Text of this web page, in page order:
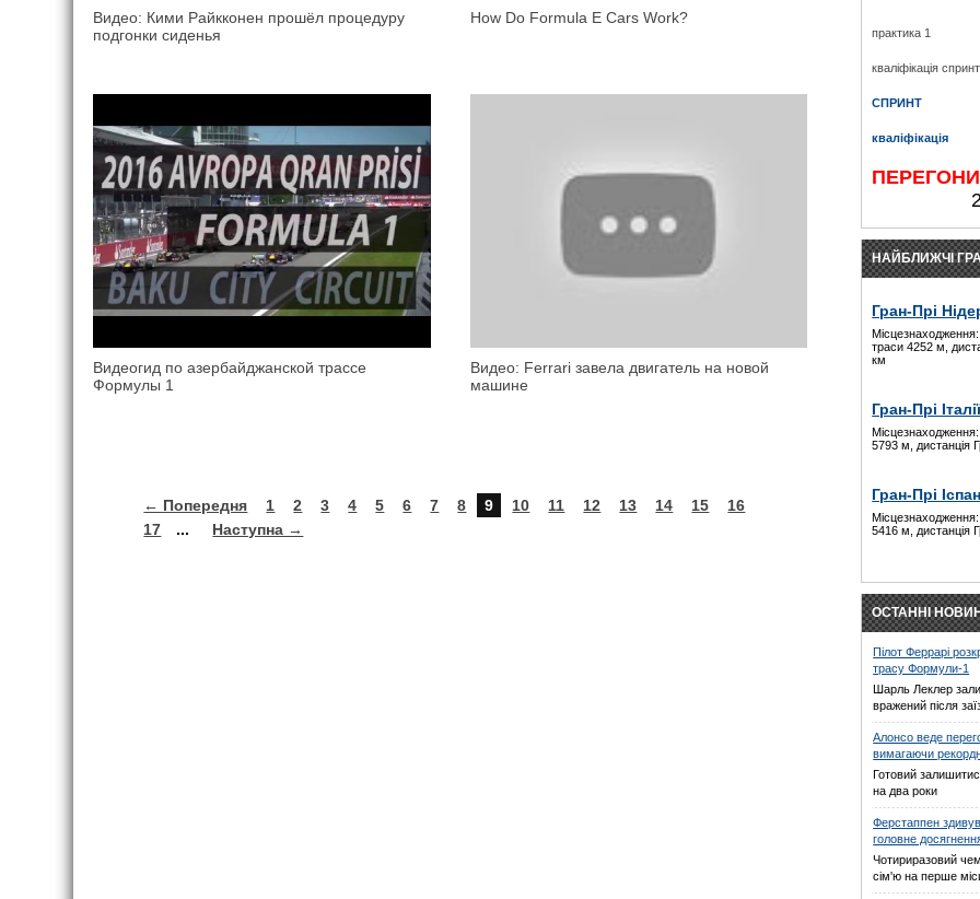
Видео: Кими Райкконен прошёл процедуру
подгонки сиденья
How Do Formula E Cars Work?
Видеогид по азербайджанской трассе
Формулы 1
Видео: Ferrari завела двигатель на новой
машине
← Попередня 1 2 3 4 5 6 7 8 9 10 11 12 13 14 15
16
17
... Наступна →
практика 1
кваліфікація спринт
СПРИНТ
кваліфікація
ПЕРЕГОНИ
НАЙБЛИЖЧІ
Гран-Прі
траси 4252 м,
км
Гран-Прі
5793 м, дистанція
Гран-Прі
5416 м, дистанція
ОСТАННІ
Пілот Феррарі
трасу Формули-1
Шарль Леклер
вражений після
Алонсо веде
вимагаючи
Готовий
на два роки
Ферстаппен
головне
Чотириразовий
сім'ю на перше